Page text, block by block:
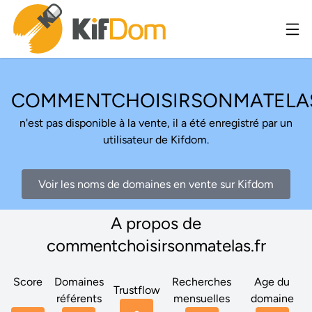
n'est pas disponible à la vente, il a été enregistré par un
utilisateur de Kifdom.
Voir les noms de domaines en vente sur Kifdom
A propos de
commentchoisirsonmatelas.fr
Score
Domaines
référents
Trustflow
Recherches
mensuelles
Age du
domaine